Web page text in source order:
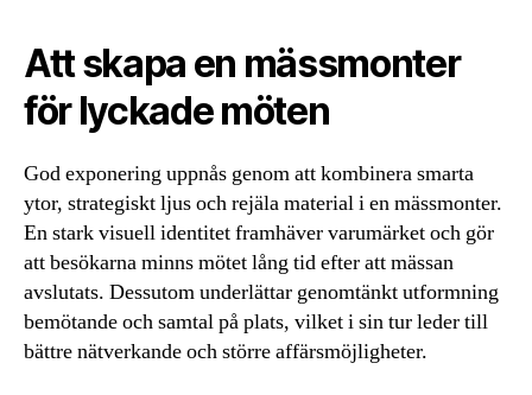
Att skapa en mässmonter
för lyckade möten
God exponering uppnås genom att kombinera smarta
ytor, strategiskt ljus och rejäla material i en mässmonter.
En stark visuell identitet framhäver varumärket och gör
att besökarna minns mötet lång tid efter att mässan
avslutats. Dessutom underlättar genomtänkt utformning
bemötande och samtal på plats, vilket i sin tur leder till
bättre nätverkande och större affärsmöjligheter.